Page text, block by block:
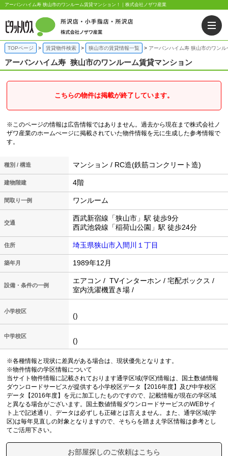
アーバンハイム寿 狭山市のワンルーム賃貸マンション！｜株式会社ノザワ産業
TOPページ 賃貸物件検索 狭山市の賃貸情報一覧 アーバンハイム寿 狭山市のワン
アーバンハイム寿 狭山市のワンルーム賃貸マンション
こちらの物件は掲載が終了しています。
※このページの情報は広告情報ではありません。過去から現在まで株式会社ノ
ザワ産業のホームぺージに掲載されていた物件情報を元に生成した参考情報で
す。
種別 / 構造 マンション / RC造(鉄筋コンクリート造)
建物階建 4階
間取り一例 ワンルーム
交通
西武新宿線「狭山市」駅 徒歩9分
西武池袋線「稲荷山公園」駅 徒歩24分
住所 埼玉県狭山市入間川１丁目
築年月 1989年12月
設備・条件の一例
エアコン / TVインターホン / 宅配ボックス /
室内洗濯機置き場 /
小学校区
()
中学校区
()
※各種情報と現状に差異がある場合は、現状優先となります。
※物件情報の学区情報について
当サイト物件情報に記載されております通学区域(学区)情報は、国土数値情報
ダウンロードサービスが提供する小学校区データ【2016年度】及び中学校区
データ【2016年度】を元に加工したものですので、記載情報が現在の学区域
と異なる場合がございます。国土数値情報ダウンロードサービスのWEBサイ
ト上で記述通り、データは必ずしも正確とは言えません。また、通学区域(学
区)は毎年見直しの対象となりますので、そちらを踏まえ学区情報は参考とし
てご活用下さい。
お部屋探しのご依頼はこちら